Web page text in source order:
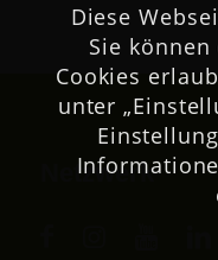
Netzwerk
Diese
Sie
Cookies
unter